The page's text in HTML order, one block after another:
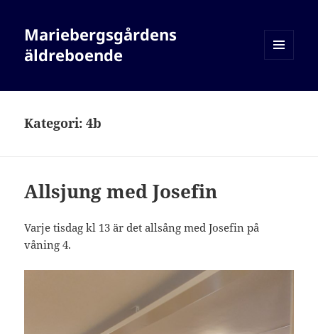
Mariebergsgårdens
äldreboende
WIDGETS
Kategori:4b
Allsjung med Josefin
Varje tisdag kl 13 är det allsång med Josefin på
våning 4.